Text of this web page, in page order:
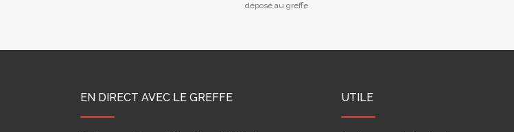
déposé au greffe
EN DIRECT AVEC LE GREFFE UTILE